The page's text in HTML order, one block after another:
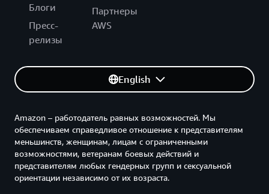
Блоги
Пресс-
релизы
Партнеры
AWS
English
Amazon – работодатель равных возможностей. Мы
обеспечиваем справедливое отношение к представителям
меньшинств, женщинам, лицам с ограниченными
возможностями, ветеранам боевых действий и
представителям любых гендерных групп и сексуальной
ориентации независимо от их возраста.